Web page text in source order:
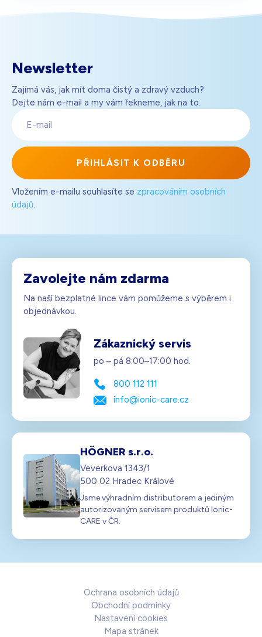
Newsletter
Zajímá vás, jak mít doma čistý a zdravý vzduch?
Dejte nám e-mail a my vám řekneme, jak na to.
PŘIHLÁSIT K ODBĚRU
Vložením e-mailu souhlasíte se zpracováním osobních
údajů
Zavolejte nám zdarma
Na naší bezplatné lince vám pomůžeme s výběrem i
objednávkou.
Zákaznický servis
po – pá 8:00–17:00 hod.
800 112 111
info@ionic-care.cz
HÖGNER s.r.o.
Veverkova 1343/1
500 02 Hradec Králové
Jsme výhradním distributorem a jediným
autorizovaným servisem produktů Ionic-
CARE v ČR.
Ochrana osobních údajů
Obchodní podmínky
Nastavení cookies
Mapa stránek